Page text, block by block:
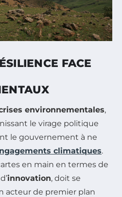
FACE
environnementales,
le virage politique
le gouvernement à ne
climatiques.
en main en termes de
innovation, doit se
acteur de premier plan